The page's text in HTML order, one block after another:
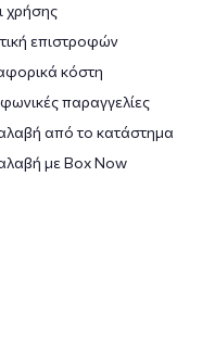
χρήσης
επιστροφών
κόστη
παραγγελίες
από το κατάστημα
με Box Now